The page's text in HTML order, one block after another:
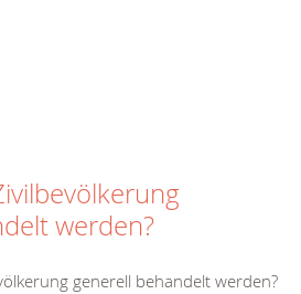
werden?
generell behandelt werden?